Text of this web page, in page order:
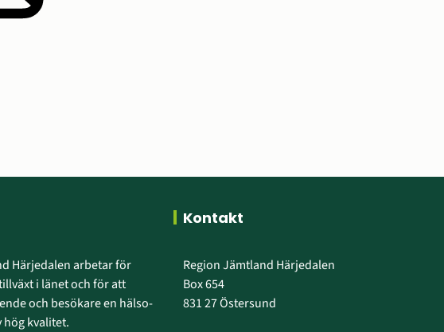
Härjedalen arbetar för
i länet och för att
och besökare en hälso-
hög kvalitet.
Kontakt
Region Jämtland Härjedalen
Box 654
831 27 Östersund